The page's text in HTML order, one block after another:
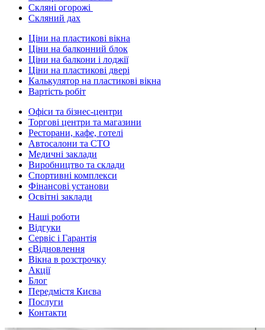
Скляні огорожі
Скляний дах
Ціни на пластикові вікна
Ціни на балконний блок
Ціни на балкони і лоджії
Ціни на пластикові двері
Калькулятор на пластикові вікна
Вартість робіт
Офіси та бізнес-центри
Торгові центри та магазини
Ресторани, кафе, готелі
Автосалони та СТО
Медичні заклади
Виробництво та склади
Спортивні комплекси
Фінансові установи
Освітні заклади
Наші роботи
Відгуки
Сервіс і Гарантія
єВідновлення
Вікна в розстрочку
Акції
Блог
Передмістя Києва
Послуги
Контакти